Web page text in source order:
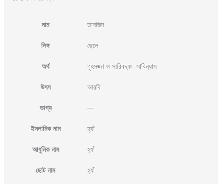
নাম তানজিদ
লিঙ্গ ছেলে
অর্থ গৃহসজ্জা ও সারিবদ্ধ৷৷ সাবিন্যাস
উৎস আরবি
ভাগ্য —
ইসলামিক নাম হ্যাঁ
আধুনিক নাম হ্যাঁ
ছোট নাম হ্যাঁ